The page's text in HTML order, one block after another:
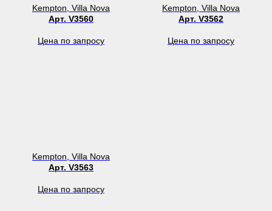
Kempton, Villa Nova
Арт. V3560
Цена по запросу
Kempton, Villa Nova
Арт. V3562
Цена по запросу
Kempton, Villa Nova
Арт. V3563
Цена по запросу